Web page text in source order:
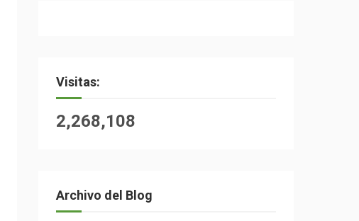
Visitas:
2,268,108
Archivo del Blog